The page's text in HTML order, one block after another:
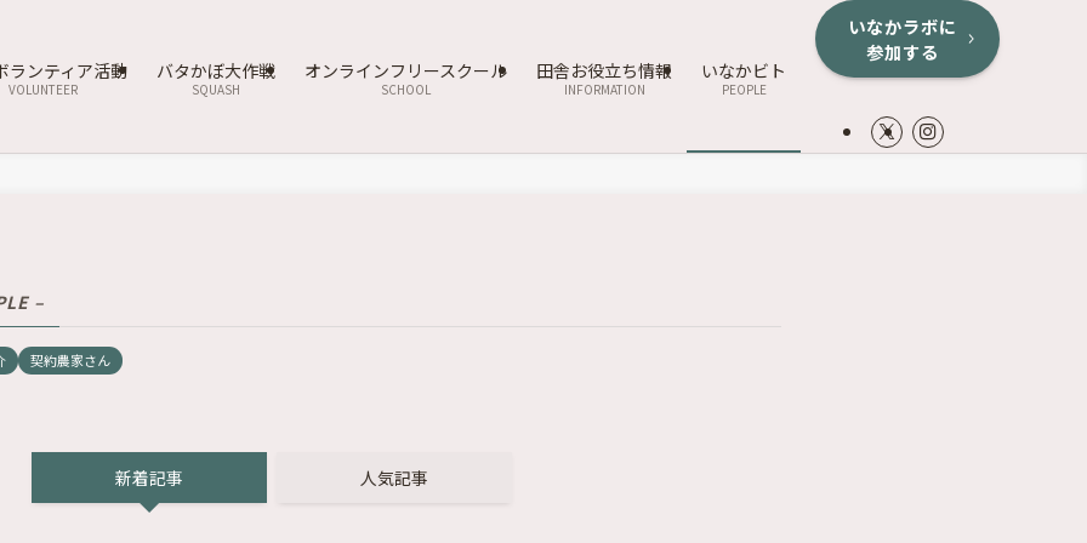
ランティア活動
VOLUNTEER
バタかぼ大作戦
SQUASH
オンラインフリースクール
SCHOOL
田舎お役立ち情報
INFORMATION
いなかビト
PEOPLE
いなかラボに
参加する
–
契約農家さん
新着記事 人気記事